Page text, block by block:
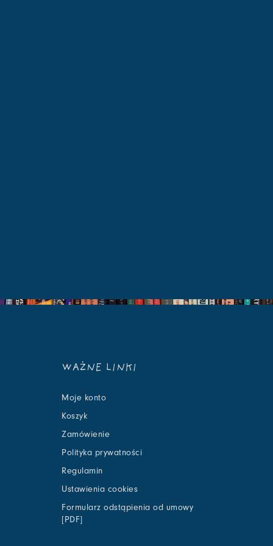
WAŻNE LINKI
Moje konto
Koszyk
Zamówienie
Polityka prywatności
Regulamin
Ustawienia cookies
Formularz odstąpienia od umowy
[PDF]